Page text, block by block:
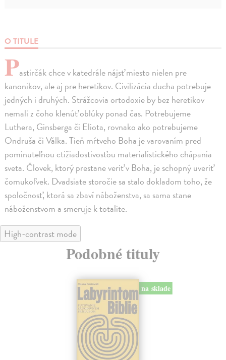
O TITULE
Pastirčák chce v katedrále nájsť miesto nielen pre
kanonikov, ale aj pre heretikov. Civilizácia ducha potrebuje
jedných i druhých. Strážcovia ortodoxie by bez heretikov
nemali z čoho klenúť oblúky ponad čas. Potrebujeme
Luthera, Ginsberga či Eliota, rovnako ako potrebujeme
Ondruša či Válka. Tieň mŕtveho Boha je varovaním pred
pominuteľnou ctižiadostivosťou materialistického chápania
sveta. Človek, ktorý prestane veriť v Boha, je schopný uveriť
čomukoľvek. Dvadsiate storočie sa stalo dokladom toho, že
spoločnosť, ktorá sa zbaví náboženstva, sa sama stane
náboženstvom a smeruje k totalite.
High-contrast mode
Podobné tituly
na sklade